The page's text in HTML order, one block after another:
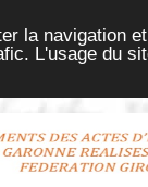
la navigation
L'usage du